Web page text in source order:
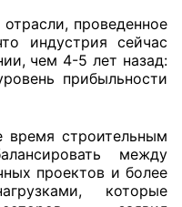
проведенное
индустрия сейчас
чем 4-5 лет назад:
прибыльности
время строительным
между
проектов и более
которые